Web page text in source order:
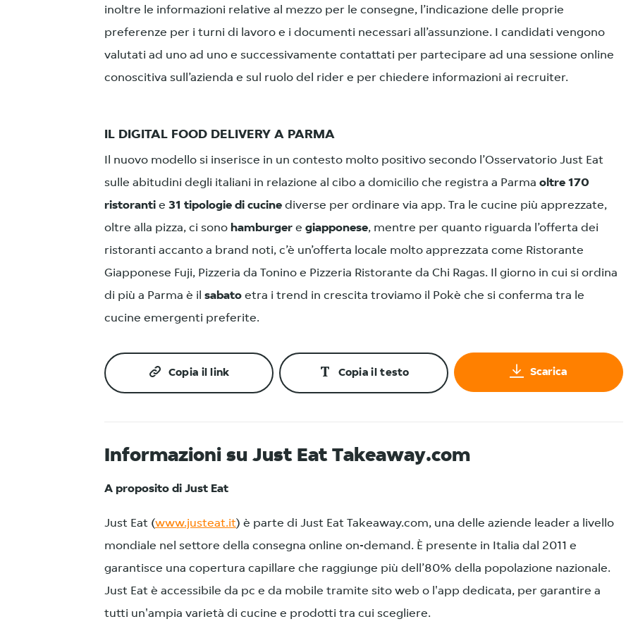
inoltre le informazioni relative al mezzo per le consegne, l’indicazione delle proprie
preferenze per i turni di lavoro e i documenti necessari all’assunzione. I candidati vengono
valutati ad uno ad uno e successivamente contattati per partecipare ad una sessione online
conoscitiva sull’azienda e sul ruolo del rider e per chiedere informazioni ai recruiter.
IL DIGITAL FOOD DELIVERY A PARMA
Il nuovo modello si inserisce in un contesto molto positivo secondo l’Osservatorio Just Eat
sulle abitudini degli italiani in relazione al cibo a domicilio che registra a Parma oltre 170
ristoranti e 31 tipologie di cucine diverse per ordinare via app. Tra le cucine più apprezzate,
oltre alla pizza, ci sono hamburger e giapponese, mentre per quanto riguarda l’offerta dei
ristoranti accanto a brand noti, c’è un’offerta locale molto apprezzata come Ristorante
Giapponese Fuji, Pizzeria da Tonino e Pizzeria Ristorante da Chi Ragas. Il giorno in cui si ordina
di più a Parma è il sabato etra i trend in crescita troviamo il Pokè che si conferma tra le
cucine emergenti preferite.
Copia il link Copia il testo Scarica
Informazioni su Just Eat Takeaway.com
A proposito di Just Eat
Just Eat (www.justeat.it) è parte di Just Eat Takeaway.com, una delle aziende leader a livello
mondiale nel settore della consegna online on-demand. È presente in Italia dal 2011 e
garantisce una copertura capillare che raggiunge più dell’80% della popolazione nazionale.
Just Eat è accessibile da pc e da mobile tramite sito web o l'app dedicata, per garantire a
tutti un'ampia varietà di cucine e prodotti tra cui scegliere.